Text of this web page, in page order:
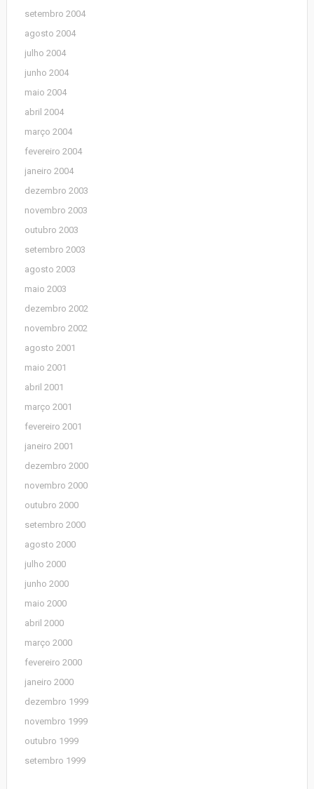
setembro 2004
agosto 2004
julho 2004
junho 2004
maio 2004
abril 2004
março 2004
fevereiro 2004
janeiro 2004
dezembro 2003
novembro 2003
outubro 2003
setembro 2003
agosto 2003
maio 2003
dezembro 2002
novembro 2002
agosto 2001
maio 2001
abril 2001
março 2001
fevereiro 2001
janeiro 2001
dezembro 2000
novembro 2000
outubro 2000
setembro 2000
agosto 2000
julho 2000
junho 2000
maio 2000
abril 2000
março 2000
fevereiro 2000
janeiro 2000
dezembro 1999
novembro 1999
outubro 1999
setembro 1999